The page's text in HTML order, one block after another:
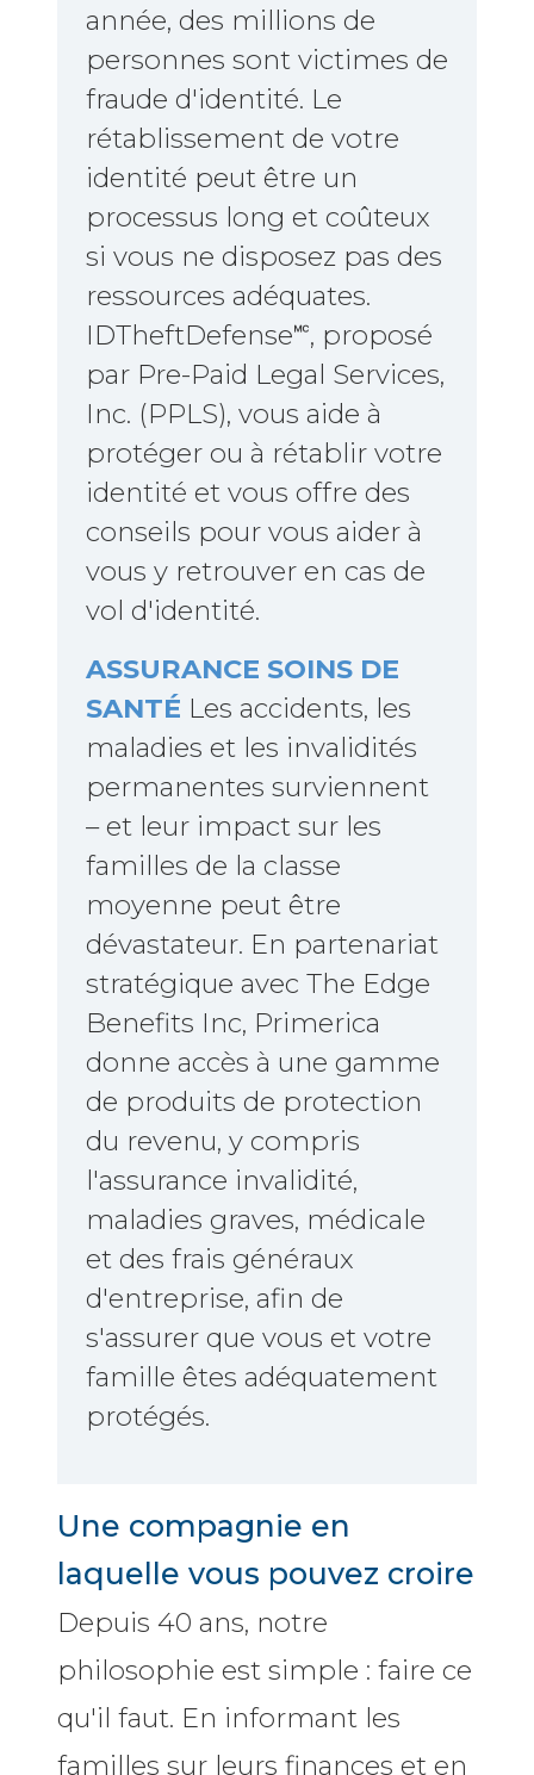
année, des millions de
personnes sont victimes de
fraude d'identité. Le
rétablissement de votre
identité peut être un
processus long et coûteux
si vous ne disposez pas des
ressources adéquates.
IDTheftDefense🅪, proposé
par Pre-Paid Legal Services,
Inc. (PPLS), vous aide à
protéger ou à rétablir votre
identité et vous offre des
conseils pour vous aider à
vous y retrouver en cas de
vol d'identité.
ASSURANCE SOINS DE
SANTÉ Les accidents, les
maladies et les invalidités
permanentes surviennent
– et leur impact sur les
familles de la classe
moyenne peut être
dévastateur. En partenariat
stratégique avec The Edge
Benefits Inc, Primerica
donne accès à une gamme
de produits de protection
du revenu, y compris
l'assurance invalidité,
maladies graves, médicale
et des frais généraux
d'entreprise, afin de
s'assurer que vous et votre
famille êtes adéquatement
protégés.
Une compagnie en
laquelle vous pouvez croire
Depuis 40 ans, notre
philosophie est simple : faire ce
qu'il faut. En informant les
familles sur leurs finances et en